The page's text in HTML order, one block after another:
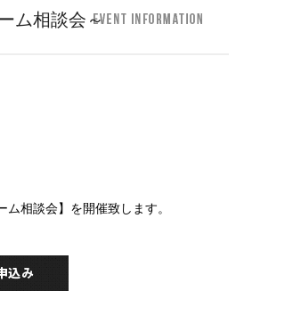
ム相談会～
相談会】を開催致します。